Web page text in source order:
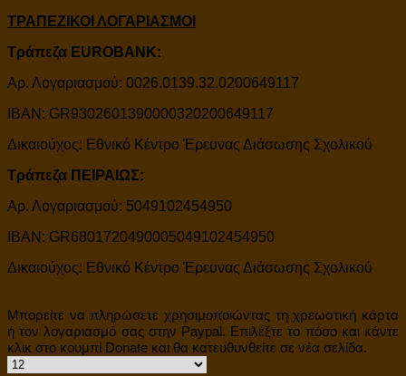
ΤΡΑΠΕΖΙΚΟΙ ΛΟΓΑΡΙΑΣΜΟΙ
Τράπεζα EUROBANK:
Αρ. Λογαριασμού: 0026.0139.32.0200649117
IBAN: GR9302601390000320200649117
Δικαιούχος: Εθνικό Κέντρο Έρευνας Διάσωσης Σχολικού
Τράπεζα ΠΕΙΡΑΙΩΣ:
Αρ. Λογαριασμού: 5049102454950
IBAN: GR6801720490005049102454950
Δικαιούχος: Εθνικό Κέντρο Έρευνας Διάσωσης Σχολικού
Μπορείτε να πληρώσετε χρησιμοποιώντας τη χρεωστική κάρτα
ή τον λογαριασμό σας στην Paypal. Επιλέξτε το πόσο και κάντε
κλικ στο κουμπί Donate και θα κατευθυνθείτε σε νέα σελίδα.